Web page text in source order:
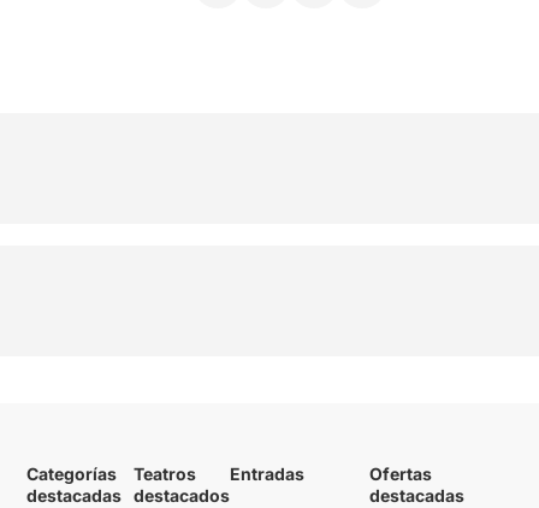
Categorías
destacadas
Teatros
destacados
Entradas
Ofertas
destacadas